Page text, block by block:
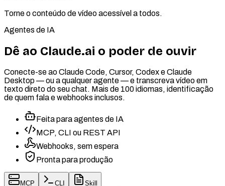
Torne o conteúdo de vídeo acessível a todos.
Agentes de IA
Dê ao Claude.ai o poder de ouvir
Conecte-se ao Claude Code, Cursor, Codex e Claude
Desktop — ou a qualquer agente — e transcreva vídeo em
texto direto do seu chat. Mais de 100 idiomas, identificação
de quem fala e webhooks inclusos.
Feita para agentes de IA
MCP, CLI ou REST API
Webhooks, sem espera
Pronta para produção
MCP CLI Skill